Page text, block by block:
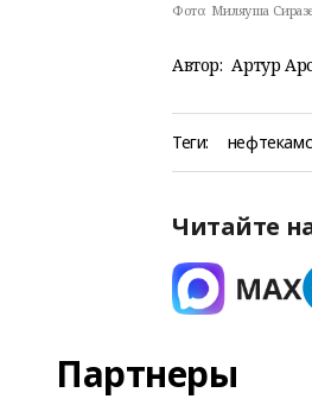
Фото: Миляуша
Автор: Артур
Теги:
Читайте
Партнеры